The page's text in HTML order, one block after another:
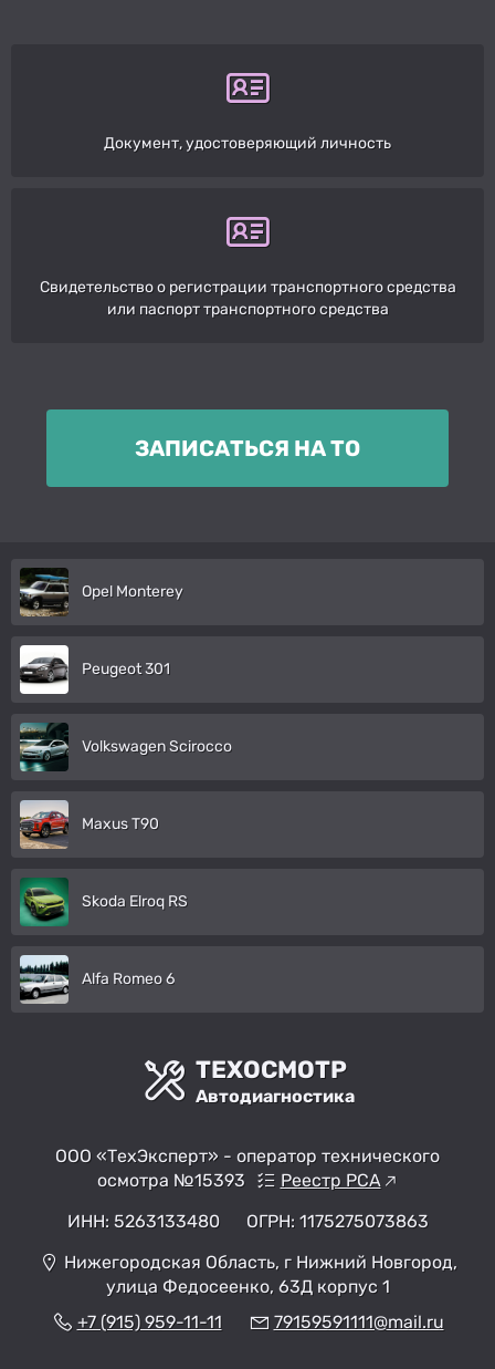
Документ, удостоверяющий личность
Свидетельство о регистрации транспортного средства
или паспорт транспортного средства
ЗАПИСАТЬСЯ НА ТО
Opel Monterey
Peugeot 301
Volkswagen Scirocco
Maxus T90
Skoda Elroq RS
Alfa Romeo 6
ТЕХОСМОТР
Автодиагностика
ООО «ТехЭксперт» - оператор технического
осмотра №15393
Реестр РСА
ИНН: 5263133480
ОГРН: 1175275073863
Нижегородская Область, г Нижний Новгород,
улица Федосеенко, 63Д корпус 1
+7 (915) 959-11-11
79159591111@mail.ru